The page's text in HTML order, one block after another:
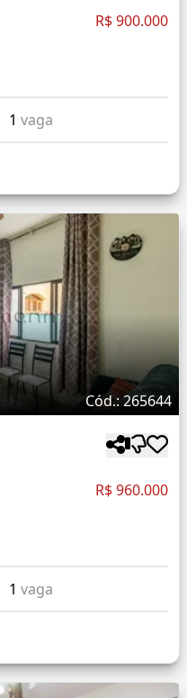
R$ 900.000
1vaga
Cód.: 265644
R$ 960.000
1vaga